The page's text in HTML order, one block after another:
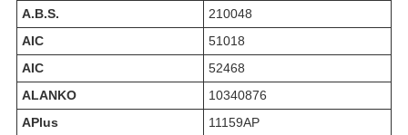
A.B.S.
210048
AIC
51018
AIC
52468
ALANKO
10340876
APlus
11159AP